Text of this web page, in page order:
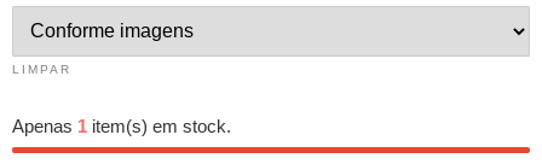
LIMPAR
Apenas 1 item(s) em stock.